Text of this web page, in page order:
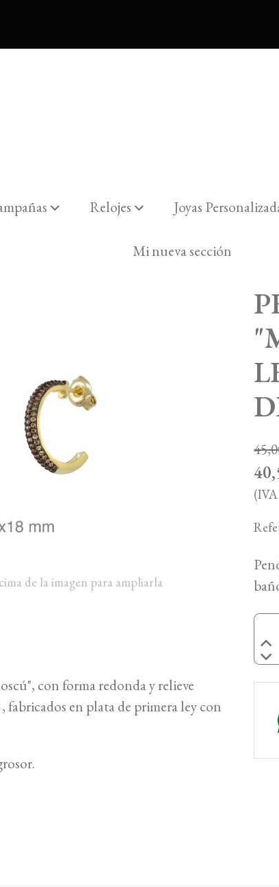
Relojes Joyas
Mi nueva sección
"MOSCU" PLATA DE LEY PEQUEÑOS
de la imagen para ampliarla
con forma redonda y relieve
fabricados en plata de primera ley con